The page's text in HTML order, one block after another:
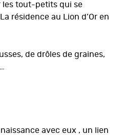
les tout-petits qui se
résidence au Lion d’Or en
de drôles de graines,
avec eux , un lien